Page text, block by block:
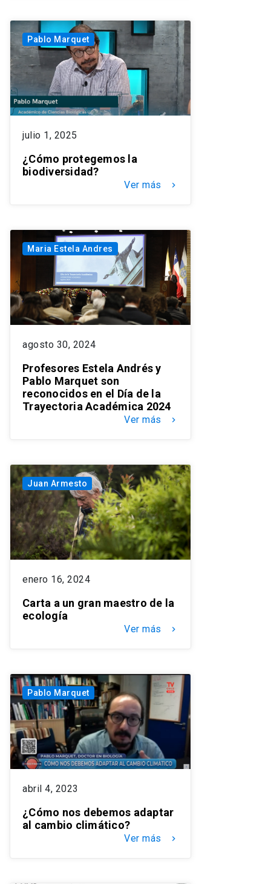
Pablo Marquet
julio 1, 2025
¿Cómo protegemos la
biodiversidad?
Ver más keyboard_arrow_right
Maria Estela Andres
agosto 30, 2024
Profesores Estela Andrés y
Pablo Marquet son
reconocidos en el Día de la
Trayectoria Académica 2024
Ver más keyboard_arrow_right
Juan Armesto
enero 16, 2024
Carta a un gran maestro de la
ecología
Ver más keyboard_arrow_right
Pablo Marquet
abril 4, 2023
¿Cómo nos debemos adaptar
al cambio climático?
Ver más keyboard_arrow_right